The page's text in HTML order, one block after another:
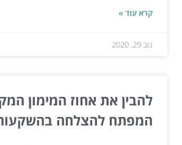
קרא עוד »
נוב 29, 2020
להבין את אחוז המימון
המפתח להצלחה